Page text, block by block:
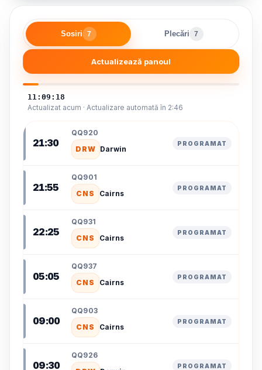
Sosiri 7 Plecări 7
Actualizează panoul
11:09:18
Actualizat acum · Actualizare automată în 2:46
21:30
QQ920
DRW Darwin
PROGRAMAT
21:55
QQ901
CNS
Cairns
PROGRAMAT
22:25
QQ931
CNS
Cairns
PROGRAMAT
05:05
QQ937
CNS
Cairns
PROGRAMAT
09:00
QQ903
CNS
Cairns
PROGRAMAT
09:30
QQ926
PROGRAMAT